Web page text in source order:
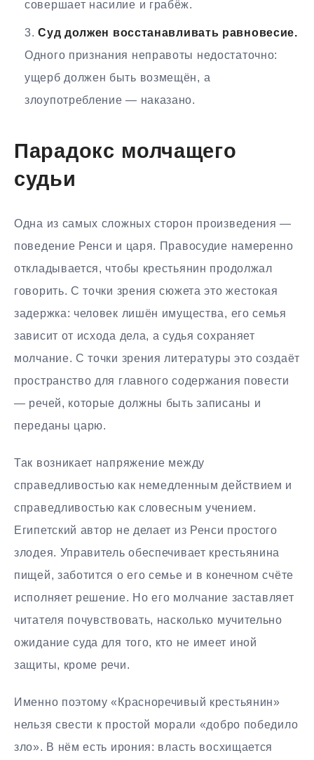
совершает насилие и грабёж.
Суд должен восстанавливать равновесие.
Одного признания неправоты недостаточно:
ущерб должен быть возмещён, а
злоупотребление — наказано.
Парадокс молчащего
судьи
Одна из самых сложных сторон произведения —
поведение Ренси и царя. Правосудие намеренно
откладывается, чтобы крестьянин продолжал
говорить. С точки зрения сюжета это жестокая
задержка: человек лишён имущества, его семья
зависит от исхода дела, а судья сохраняет
молчание. С точки зрения литературы это создаёт
пространство для главного содержания повести
— речей, которые должны быть записаны и
переданы царю.
Так возникает напряжение между
справедливостью как немедленным действием и
справедливостью как словесным учением.
Египетский автор не делает из Ренси простого
злодея. Управитель обеспечивает крестьянина
пищей, заботится о его семье и в конечном счёте
исполняет решение. Но его молчание заставляет
читателя почувствовать, насколько мучительно
ожидание суда для того, кто не имеет иной
защиты, кроме речи.
Именно поэтому «Красноречивый крестьянин»
нельзя свести к простой морали «добро победило
зло». В нём есть ирония: власть восхищается